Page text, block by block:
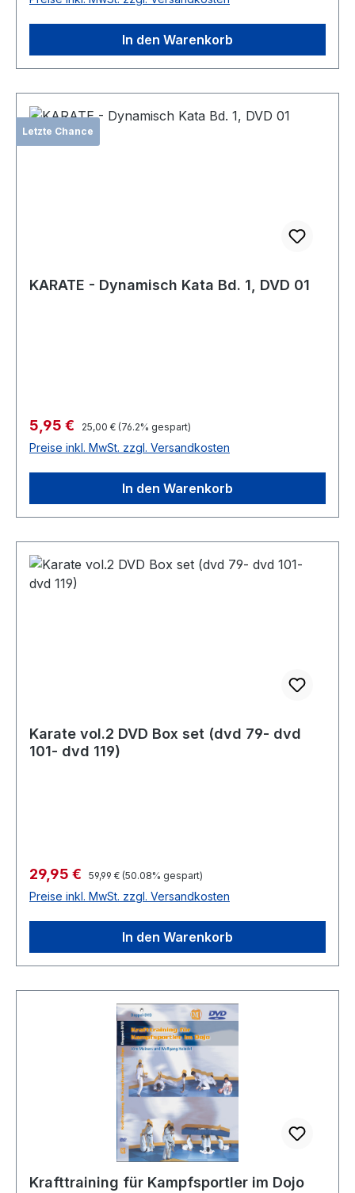
In den Warenkorb
Letzte Chance
KARATE - Dynamisch Kata Bd. 1, DVD 01
Verkaufspreis:
5,95 € Regulärer Preis:
25,00 € (76.2% gespart)
Preise inkl. MwSt. zzgl. Versandkosten
In den Warenkorb
Karate vol.2 DVD Box set (dvd 79- dvd
101- dvd 119)
Verkaufspreis:
29,95 € Regulärer Preis:
59,99 € (50.08% gespart)
Preise inkl. MwSt. zzgl. Versandkosten
In den Warenkorb
Krafttraining für Kampfsportler im Dojo